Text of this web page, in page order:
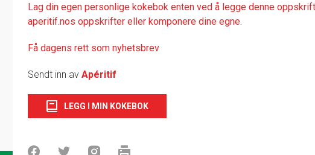
Lag din egen personlige kokebok enten ved å legge denne
aperitif.nos oppskrifter eller komponere dine egne.
Få dagens rett som nyhetsbrev
Sendt inn av Apéritif
LEGG I MIN KOKEBOK